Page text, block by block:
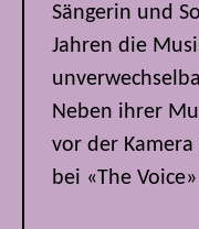
Sängerin und
Jahren die
Neben ihrer
vor der
bei «The